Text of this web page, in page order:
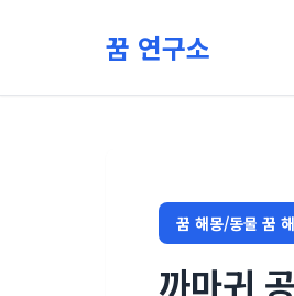
꿈 연구소
꿈 해몽/동물 꿈
까마귀